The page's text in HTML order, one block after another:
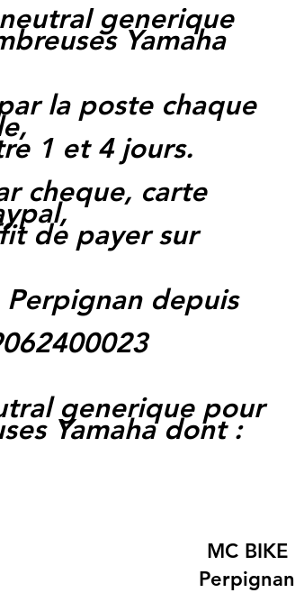
generique
Yamaha
la poste chaque
1 et 4 jours.
cheque, carte
de payer sur
Perpignan depuis
generique pour
Yamaha dont :
MC BIKE
Perpignan